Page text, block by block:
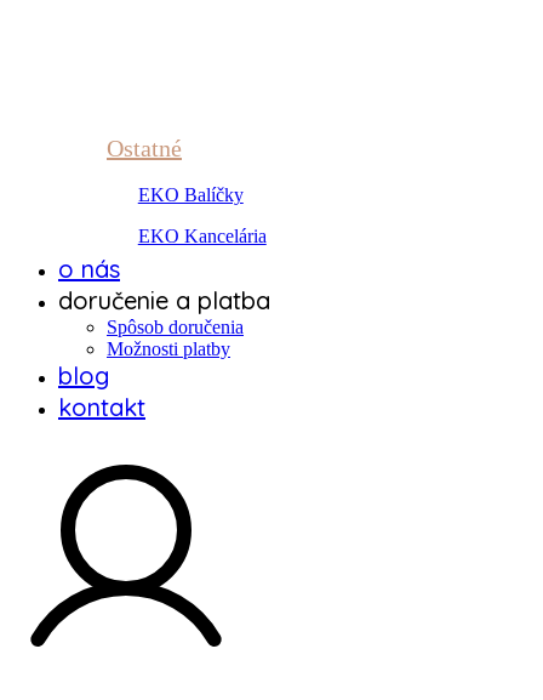
Ostatné
EKO Balíčky
EKO Kancelária
o nás
doručenie a platba
Spôsob doručenia
Možnosti platby
blog
kontakt